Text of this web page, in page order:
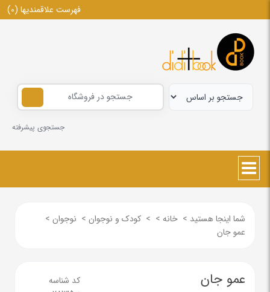
فهرست علاقمندیها (0)
جستجوی پیشرفته
شما اینجا هستید > خانه >
> کودک و نوجوان > نوجوان >
عمو جان
عمو جان
کد شناسه